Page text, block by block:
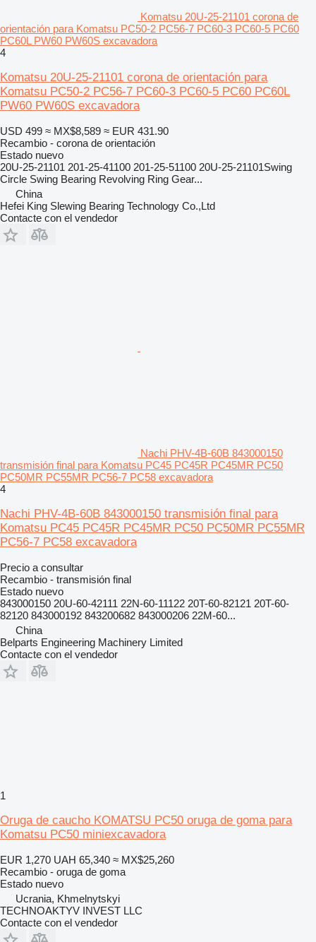
Komatsu 20U-25-21101 corona de
orientación para Komatsu PC50-2 PC56-7 PC60-3 PC60-5 PC60
PC60L PW60 PW60S excavadora
4
Komatsu 20U-25-21101 corona de orientación para
Komatsu PC50-2 PC56-7 PC60-3 PC60-5 PC60 PC60L
PW60 PW60S excavadora
USD 499 ≈ MX$8,589 ≈ EUR 431.90
Recambio - corona de orientación
Estado nuevo
20U-25-21101 201-25-41100 201-25-51100 20U-25-21101Swing
Circle Swing Bearing Revolving Ring Gear...
China
Hefei King Slewing Bearing Technology Co.,Ltd
Contacte con el vendedor
Nachi PHV-4B-60B 843000150
transmisión final para Komatsu PC45 PC45R PC45MR PC50
PC50MR PC55MR PC56-7 PC58 excavadora
4
Nachi PHV-4B-60B 843000150 transmisión final para
Komatsu PC45 PC45R PC45MR PC50 PC50MR PC55MR
PC56-7 PC58 excavadora
Precio a consultar
Recambio - transmisión final
Estado nuevo
843000150 20U-60-42111 22N-60-11122 20T-60-82121 20T-60-
82120 843000192 843200682 843000206 22M-60...
China
Belparts Engineering Machinery Limited
Contacte con el vendedor
1
Oruga de caucho KOMATSU PC50 oruga de goma para
Komatsu PC50 miniexcavadora
EUR 1,270 UAH 65,340 ≈ MX$25,260
Recambio - oruga de goma
Estado nuevo
Ucrania, Khmelnytskyi
TECHNOAKTYV INVEST LLC
Contacte con el vendedor